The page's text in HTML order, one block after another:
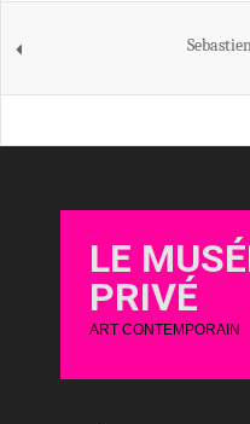
LE
PRIVÉ
ART CONTEMPORAIN